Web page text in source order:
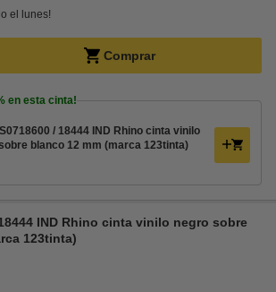
el lunes!
Comprar
en esta cinta!
/ 18444 IND Rhino cinta vinilo
blanco 12 mm (marca 123tinta)
IND Rhino cinta vinilo negro sobre
123tinta)